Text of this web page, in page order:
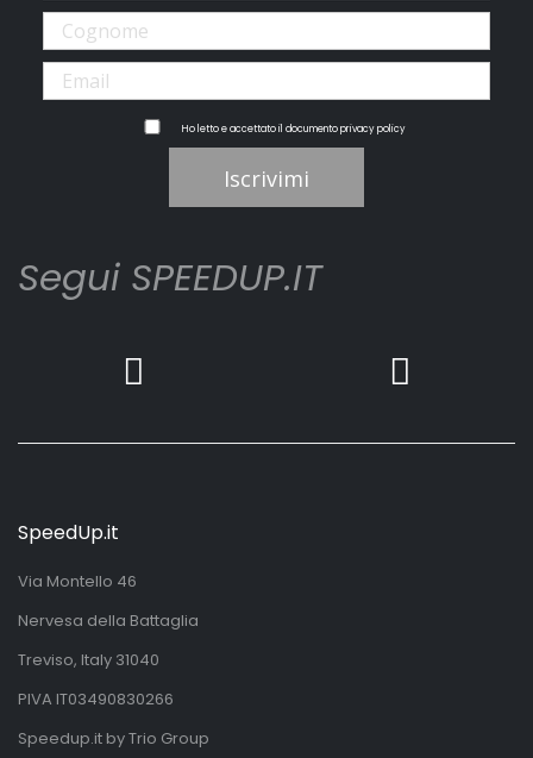
Ho letto e accettato il documentoprivacy policy
Iscrivimi
Segui SPEEDUP.IT
SpeedUp.it
Via Montello 46
Nervesa della Battaglia
Treviso, Italy 31040
PIVA IT03490830266
Speedup.it by Trio Group